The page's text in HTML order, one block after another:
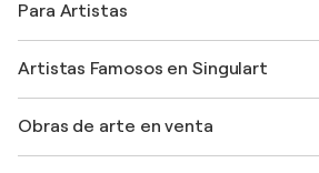
Ofrecer una tarjeta regalo
Unirse a nuestro programa comercial
Mi cuenta
Protección al comprador
+34 911 23 97 81
faq
Revista Singulart
Empleos
Descubre arte original seleccionado
Para Artistas
Inicie sesión como Artista
Artistas Famosos en Singulart
Marc Chagall
Obras de arte en venta